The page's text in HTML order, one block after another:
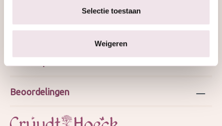
Selectie toestaan
Weigeren
Over ons
Beoordelingen